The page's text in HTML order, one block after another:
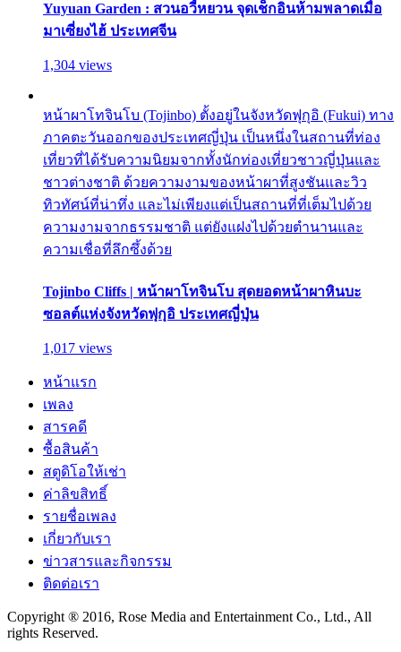
Yuyuan Garden : สวนอวี้หยวน จุดเช็กอินห้ามพลาดเมื่อ
มาเซี่ยงไฮ้ ประเทศจีน
1,304 views
หน้าผาโทจินโบ (Tojinbo) ตั้งอยู่ในจังหวัดฟุกุอิ (Fukui) ทาง
ภาคตะวันออกของประเทศญี่ปุ่น เป็นหนึ่งในสถานที่ท่อง
เที่ยวที่ได้รับความนิยมจากทั้งนักท่องเที่ยวชาวญี่ปุ่นและ
ชาวต่างชาติ ด้วยความงามของหน้าผาที่สูงชันและวิว
ทิวทัศน์ที่น่าทึ่ง และไม่เพียงแต่เป็นสถานที่ที่เต็มไปด้วย
ความงามจากธรรมชาติ แต่ยังแฝงไปด้วยตำนานและ
ความเชื่อที่ลึกซึ้งด้วย
Tojinbo Cliffs | หน้าผาโทจินโบ สุดยอดหน้าผาหินบะ
ซอลต์แห่งจังหวัดฟุกุอิ ประเทศญี่ปุ่น
1,017 views
หน้าแรก
เพลง
สารคดี
ซื้อสินค้า
สตูดิโอให้เช่า
ค่าลิขสิทธิ์
รายชื่อเพลง
เกี่ยวกับเรา
ข่าวสารและกิจกรรม
ติดต่อเรา
Copyright ® 2016, Rose Media and Entertainment Co., Ltd., All
rights Reserved.